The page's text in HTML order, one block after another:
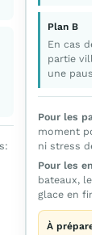
Plan B
En cas de
partie
une pause
Pour les
moment
ni stress de
Pour les
bateaux, les
glace en fin
À préparer